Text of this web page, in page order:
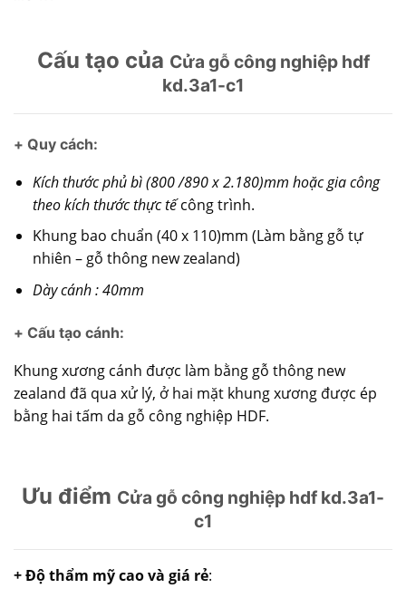
Cấu tạo của Cửa gỗ công nghiệp hdf
kd.3a1-c1
+ Quy cách:
Kích thước phủ bì (800 /890 x 2.180)mm hoặc gia công
theo kích thước thực tếcông trình.
Khung bao chuẩn (40 x 110)mm (Làm bằng gỗ tự
nhiên – gỗ thông new zealand)
Dày cánh : 40mm
+ Cấu tạo cánh:
Khung xương cánh được làm bằng gỗ thông new
zealand đã qua xử lý, ở hai mặt khung xương được ép
bằng hai tấm da gỗ công nghiệp HDF.
Ưu điểm Cửa gỗ công nghiệp hdf kd.3a1-
c1
+ Độ thẩm mỹ cao và giá rẻ: